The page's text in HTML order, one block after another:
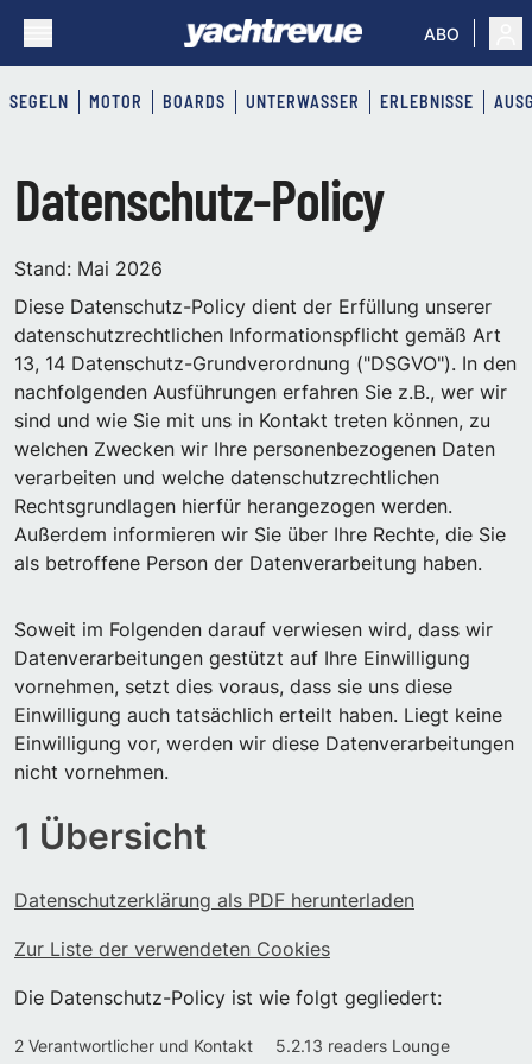
ABO
SEGELN MOTOR BOARDS UNTERWASSER ERLEBNISSE
Datenschutz-Policy
Stand: Mai 2026
Diese Datenschutz-Policy dient der Erfüllung unserer
datenschutzrechtlichen Informationspflicht gemäß Art
13, 14 Datenschutz-Grundverordnung ("DSGVO"). In den
nachfolgenden Ausführungen erfahren Sie z.B., wer wir
sind und wie Sie mit uns in Kontakt treten können, zu
welchen Zwecken wir Ihre personenbezogenen Daten
verarbeiten und welche datenschutzrechtlichen
Rechtsgrundlagen hierfür herangezogen werden.
Außerdem informieren wir Sie über Ihre Rechte, die Sie
als betroffene Person der Datenverarbeitung haben.
Soweit im Folgenden darauf verwiesen wird, dass wir
Datenverarbeitungen gestützt auf Ihre Einwilligung
vornehmen, setzt dies voraus, dass sie uns diese
Einwilligung auch tatsächlich erteilt haben. Liegt keine
Einwilligung vor, werden wir diese Datenverarbeitungen
nicht vornehmen.
1 Übersicht
Datenschutzerklärung als PDF herunterladen
Zur Liste der verwendeten Cookies
Die Datenschutz-Policy ist wie folgt gegliedert:
2 Verantwortlicher und Kontakt
5.2.13 readers Lounge